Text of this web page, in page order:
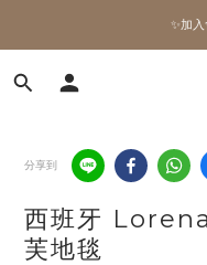
✨加
✨加
✨加入
分享到
西班牙
芙地毯